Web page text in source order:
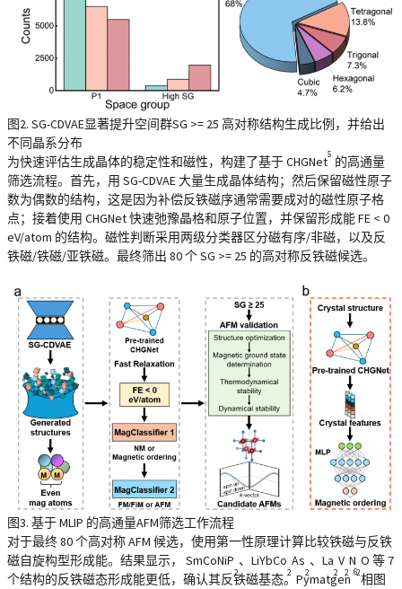
图2. SG-CDVAE显著提升空间群SG >= 25 高对称结构生成比例，并给出
不同晶系分布
为快速评估生成晶体的稳定性和磁性，构建了基于 CHGNet
5
的高通量
筛选流程。首先，用 SG-CDVAE 大量生成晶体结构；然后保留磁性原子
数为偶数的结构，这是因为补偿反铁磁序通常需要成对的磁性原子格
点；接着使用 CHGNet 快速弛豫晶格和原子位置，并保留形成能 FE < 0
eV/atom 的结构。磁性判断采用两级分类器区分磁有序/非磁，以及反
铁磁/铁磁/亚铁磁。最终筛出 80 个 SG >= 25 的高对称反铁磁候选。
图3. 基于 MLIP 的高通量AFM筛选工作流程
对于最终 80 个高对称 AFM 候选，使用第一性原理计算比较铁磁与反铁
磁自旋构型形成能。结果显示， SmCoNiP
2
、LiYbCo
2
As
2
、La
2
V
2
N
2
O 等 7
个结构的反铁磁态形成能更低，确认其反铁磁基态。Pymatgen
6
相图